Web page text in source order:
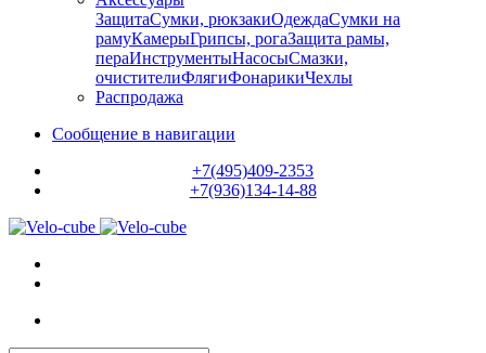
ЗащитаСумки, рюкзакиОдеждаСумки на
рамуКамерыГрипсы, рогаЗащита рамы,
пераИнструментыНасосыСмазки,
очистителиФлягиФонарикиЧехлы
Распродажа
Сообщение в навигации
+7(495)409-2353
+7(936)134-14-88